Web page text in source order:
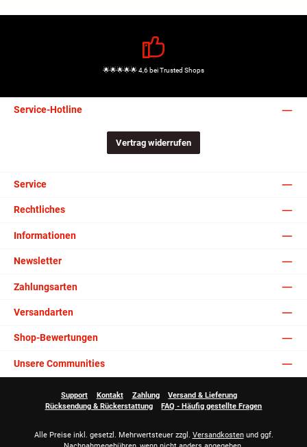
🌟🌟🌟🌟🌟 4,6 bei Trusted Shops
Service-Hotline
Vertrag widerrufen
Service
Rechtliches
Informationen
Newsletter
Zahlungsarten
Versandarten
Shop-Bewertungen
Unsere Communities
Support Kontakt Zahlung
Versand & Lieferung
Rücksendung & Rückerstattung
FAQ - Häufig gestellte Fragen
Alle Preise inkl. gesetzl. Mehrwertsteuer zzgl. Versandkostenund ggf.